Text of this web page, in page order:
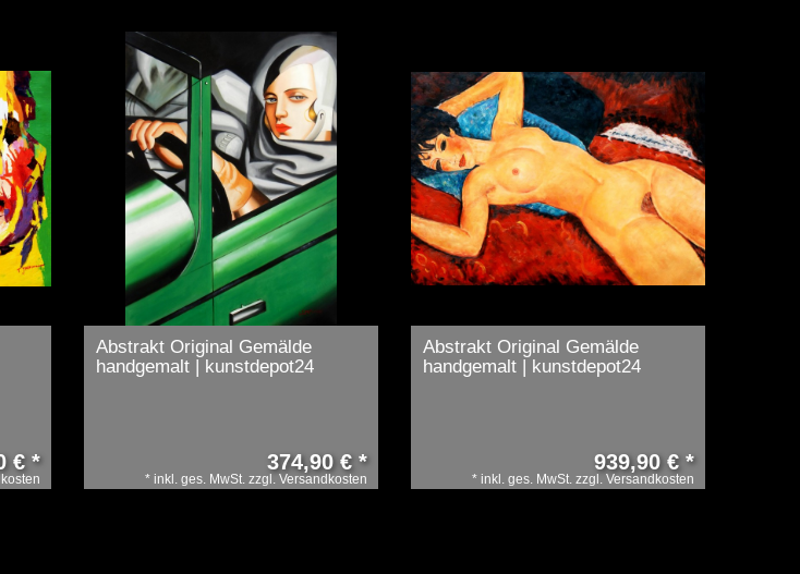
€ *
Abstrakt Original Gemälde
handgemalt | kunstdepot24
374,90 € *
* inkl. ges. MwSt.zzgl. Versandkosten
Abstrakt Original Gemälde
handgemalt | kunstdepot24
939,90 € *
* inkl. ges. MwSt.zzgl. Versandkosten